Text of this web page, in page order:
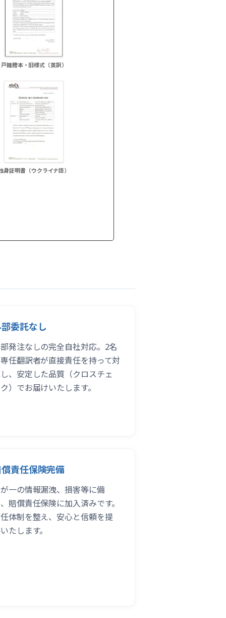
戸籍謄本・旧様式（英訳）
身証明書（ウクライナ語）
委託なし
発注なしの完全自社対応。2名
任翻訳者が直接責任を持って対
、安定した品質（クロスチェ
）でお届けいたします。
責任保険完備
一の情報漏洩、損害等に備
賠償責任保険に加入済みです。
体制を整え、安心と信頼を提
たします。